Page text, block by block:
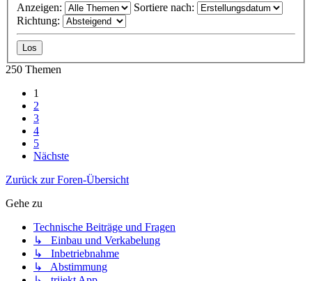
Anzeigen:
Sortiere nach:
Richtung:
250 Themen
1
2
3
4
5
Nächste
Zurück zur Foren-Übersicht
Gehe zu
Technische Beiträge und Fragen
↳ Einbau und Verkabelung
↳ Inbetriebnahme
↳ Abstimmung